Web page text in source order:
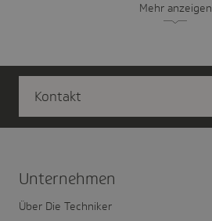
Mehr anzeigen
Kontakt
Unter­nehmen
Über Die Techniker